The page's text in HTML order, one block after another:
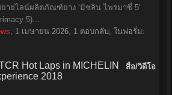
ายไลน์ผลิตภัณฑ์ยาง ‘มิชลิน ไพรมาซี่ 5’
5)...
, 1 เมษายน 2026, 1 ตอบกลับ, ในฟอรั่ม:
สื่อ/วิดีโอ
Hot Laps in MICHELIN
2018